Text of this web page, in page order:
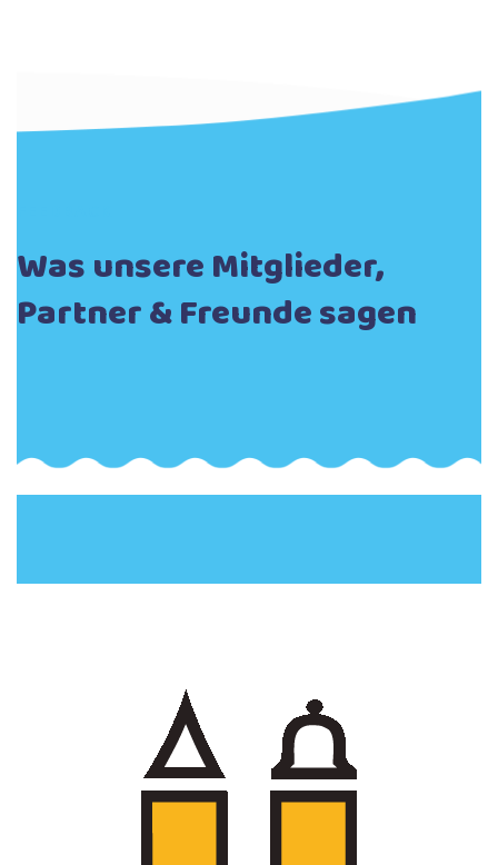
Was unsere Mitglieder,
Partner & Freunde sagen